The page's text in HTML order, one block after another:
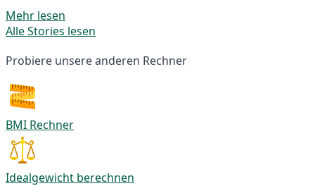
Mehr lesen
Alle Stories lesen
Probiere unsere anderen Rechner
BMI Rechner
Idealgewicht berechnen